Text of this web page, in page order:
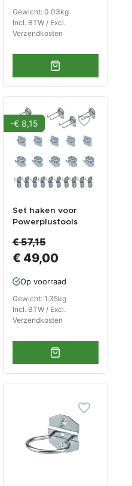
Gewicht: 0.03kg
Incl. BTW / Excl.
Verzendkosten
-€ 8,15
Set haken voor
Powerplustools
-
gereedschapsbord
gereedschapswand
€ 57,15
€ 49,00
Op voorraad
Gewicht: 1.35kg
Incl. BTW / Excl.
Verzendkosten